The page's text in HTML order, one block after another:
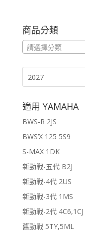
商品分類
請選擇分類
適用 YAMAHA
BWS-R 2JS
BWS’X 125 5S9
S-MAX 1DK
新勁戰-五代 B2J
新勁戰-4代 2US
新勁戰-3代 1MS
新勁戰-2代 4C6,1CJ
舊勁戰 5TY,5ML